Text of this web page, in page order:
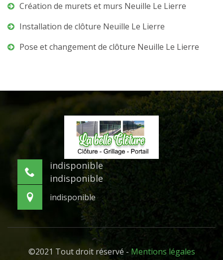
Création de murets et murs Neuille Le Lierre
Installation de clôture Neuille Le Lierre
Pose et changement de clôture Neuille Le Lierre
indisponible
indisponible
indisponible
©2021 Tout droit réservé - Mentions légales